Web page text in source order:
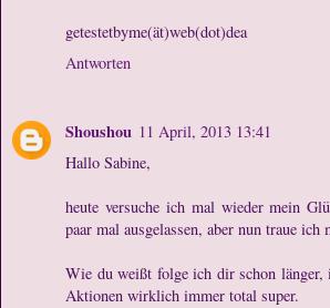
getestetbyme(ät)web(dot)dea
Antworten
Shoushou 11 April, 2013 13:41
Hallo Sabine,
heute versuche ich mal wieder mein
paar mal ausgelassen, aber nun traue ich
Wie du weißt folge ich dir schon
Aktionen wirklich immer total super.